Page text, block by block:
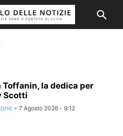
Toffanin, la dedica per
Scotti
- 7 Agosto 2026 - 9:12